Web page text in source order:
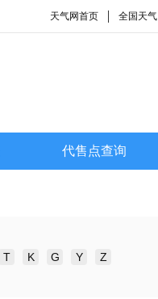
天气网首页 全国天气
代售点查询
T K G Y Z